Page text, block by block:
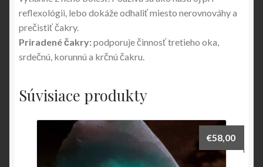
reflexológii, lebo dokáže odhaliť miesto nerovnováhy a
prečistiť čakry.
Priradené čakry:podporuje činnosť tretieho oka,
srdečnú, korunnú a krčnú čakru.
Súvisiace produkty
€58,00